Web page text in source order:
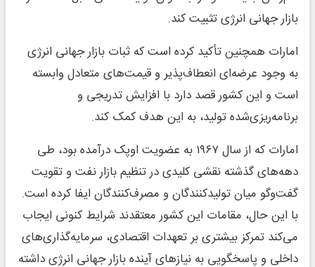
بازار جهانی انرژی تثبیت کند.
امارات همچنین تأکید کرده است که ثبات بازار جهانی انرژی
به وجود عرضه‌ای انعطاف‌پذیر و قیمت‌های متعادل وابسته
است و این کشور قصد دارد با افزایش تدریجی و
برنامه‌ریزی‌شده تولید، به این هدف کمک کند.
امارات که از سال ۱۹۶۷ به عضویت اوپک درآمده بود، طی
دهه‌های گذشته نقشی کلیدی در تنظیم بازار نفت و تقویت
گفت‌وگو میان تولیدکنندگان و مصرف‌کنندگان ایفا کرده است.
با این حال، مقامات این کشور معتقدند شرایط کنونی ایجاب
می‌کند تمرکز بیشتری بر تعهدات اقتصادی، سرمایه‌گذاری‌های
داخلی و پاسخگویی به نیازهای آینده بازار جهانی انرژی داشته